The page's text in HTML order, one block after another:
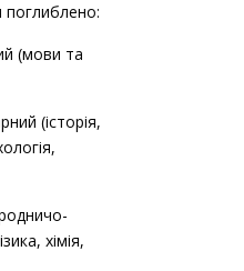
поглиблено:
(мови та
(історія,
хімія,